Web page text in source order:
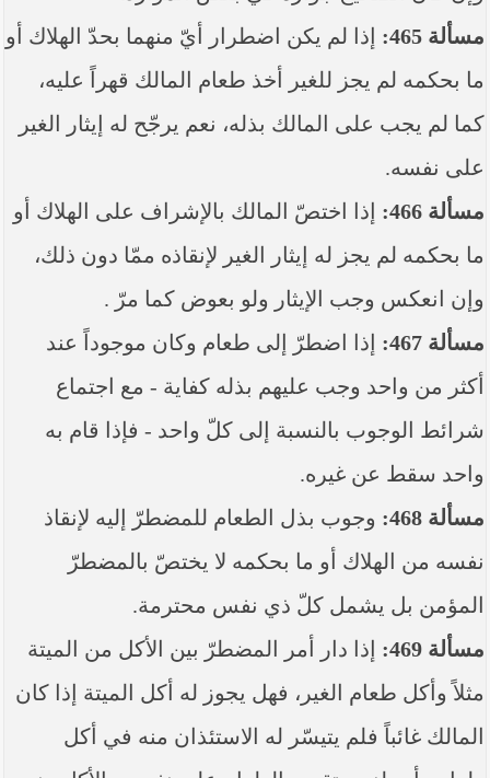
مسألة 465:
إذا لم يكن اضطرار أيّ منهما بحدّ الهلاك أو
ما بحكمه لم يجز للغير أخذ طعام المالك قهراً عليه،
كما لم يجب على المالك بذله، نعم يرجّح له إيثار الغير
على نفسه.
مسألة 466:
إذا اختصّ المالك بالإشراف على الهلاك أو
ما بحكمه لم يجز له إيثار الغير لإنقاذه ممّا دون ذلك،
وإن انعكس وجب الإيثار ولو بعوض كما مرّ .
مسألة 467:
إذا اضطرّ إلى طعام وكان موجوداً عند
أكثر من واحد وجب عليهم بذله كفاية - مع اجتماع
شرائط الوجوب بالنسبة إلى كلّ واحد - فإذا قام به
واحد سقط عن غيره.
مسألة 468:
وجوب بذل الطعام للمضطرّ إليه لإنقاذ
نفسه من الهلاك أو ما بحكمه لا يختصّ بالمضطرّ
المؤمن بل يشمل كلّ ذي نفس محترمة.
مسألة 469:
إذا دار أمر المضطرّ بين الأكل من الميتة
مثلاً وأكل طعام الغير، فهل يجوز له أكل الميتة إذا كان
المالك غائباً فلم يتيسّر له الاستئذان منه في أكل